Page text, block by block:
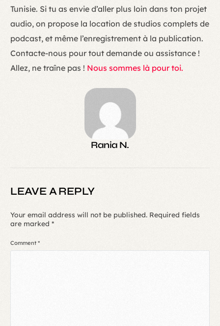
Tunisie. Si tu as envie d’aller plus loin dans ton projet
audio, on propose la location de studios complets de
podcast, et même l’enregistrement à la publication.
Contacte-nous pour tout demande ou assistance !
Allez, ne traîne pas ! Nous sommes là pour toi.
Rania N.
LEAVE A REPLY
Your email address will not be published. Required fields
are marked*
Comment*